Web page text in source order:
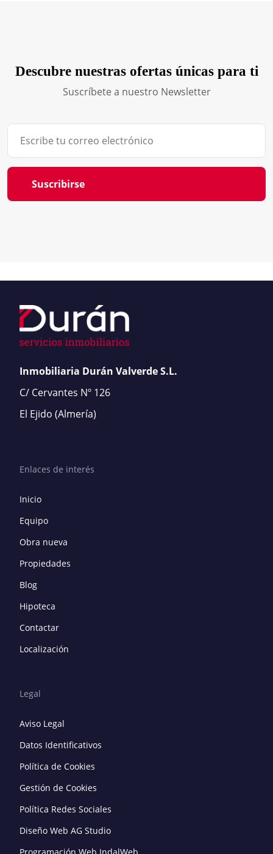
Descubre nuestras ofertas únicas para ti
Suscríbete a nuestro Newsletter
Suscribirse
Inmobiliaria Durán Valverde S.L.
C/ Cervantes Nº 126
El Ejido (Almería)
Enlaces de interés
Inicio
Equipo
Obra nueva
Propiedades
Blog
Hipoteca
Contactar
Localización
Legal
Aviso Legal
Datos Identificativos
Política de Cookies
Gestión de Cookies
Política Redes Sociales
Diseño Web AG Studio